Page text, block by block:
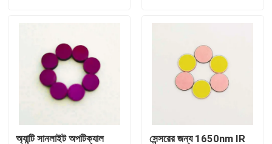
উদ্ধৃতির জন্য আবেদন
অপটিক্যাল ব্যান্ডপাস ফিল্টার
ফ্লুরোসেন্স ব্যান্ডপাস ফিল্টার
অ্যান্টি সানলাইট অপটিক্যাল সেন্সরের জন্য 1650nm IR